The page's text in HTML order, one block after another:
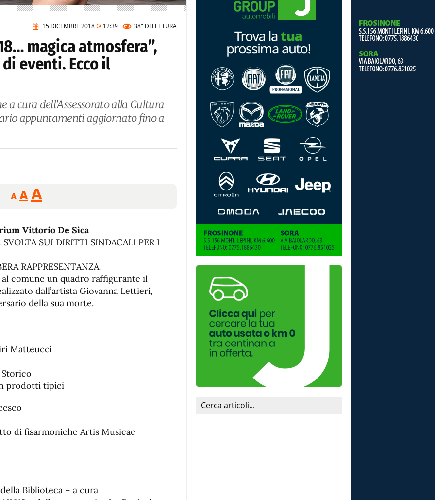
15 DICEMBRE 2018 12:39 38" DI LETTURA
magica atmosfera”,
eventi. Ecco il
a cura dell'Assessorato alla Cultura
appuntamenti aggiornato fino a
A
Reducir
tamaño
A Restablecer
tamaño
de
fuente
AAumentar
de
Vittorio De Sica
SVOLTA SUI DIRITTI SINDACALI PER I
RAPPRESENTANZA.
al comune un quadro raffigurante il
dall’artista Giovanna Lettieri,
della sua morte.
Matteucci
prodotti tipici
di fisarmoniche Artis Musicae
Biblioteca – a cura